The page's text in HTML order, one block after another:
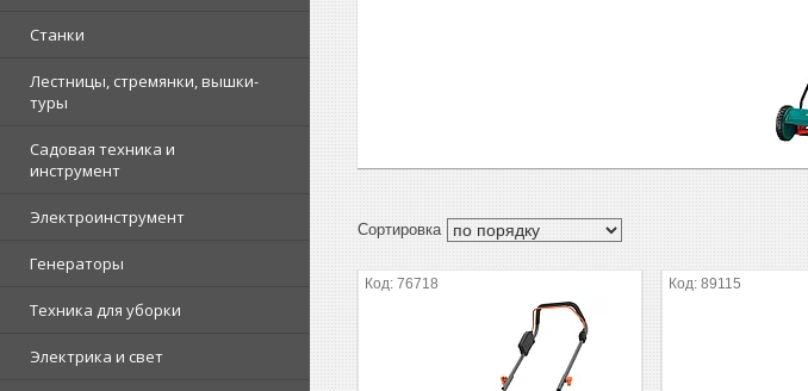
Станки
Лестницы, стремянки, вышки-
туры
Садовая техника и
инструмент
Электроинструмент
Генераторы
Техника для уборки
Электрика и свет
76718 89115